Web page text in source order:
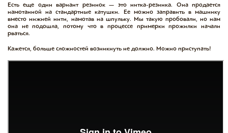
Есть еще один вариант резинок — это нитка-резинка. Она продается
намотанной на стандартные катушки. Ее можно заправить в машинку
вместо нижней нити, намотав на шпульку. Мы такую пробовали, но нам
она не подошла, потому что в процессе примерки прожилки начали
рваться.
Кажется, больше сложностей возникнуть не должно. Можно приступать!